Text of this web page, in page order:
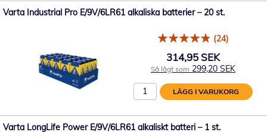
Varta Industrial Pro E/9V/6LR61 alkaliska batterier – 20 st.
(24)
314,95 SEK
Så lågt som 299,20 SEK
LÄGG I VARUKORG
Varta LongLife Power E/9V/6LR61 alkaliskt batteri – 1 st.